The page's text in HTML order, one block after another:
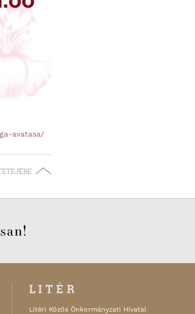
avatasa/
LITÉR
Litéri Közös Önkormányzati Hivatal